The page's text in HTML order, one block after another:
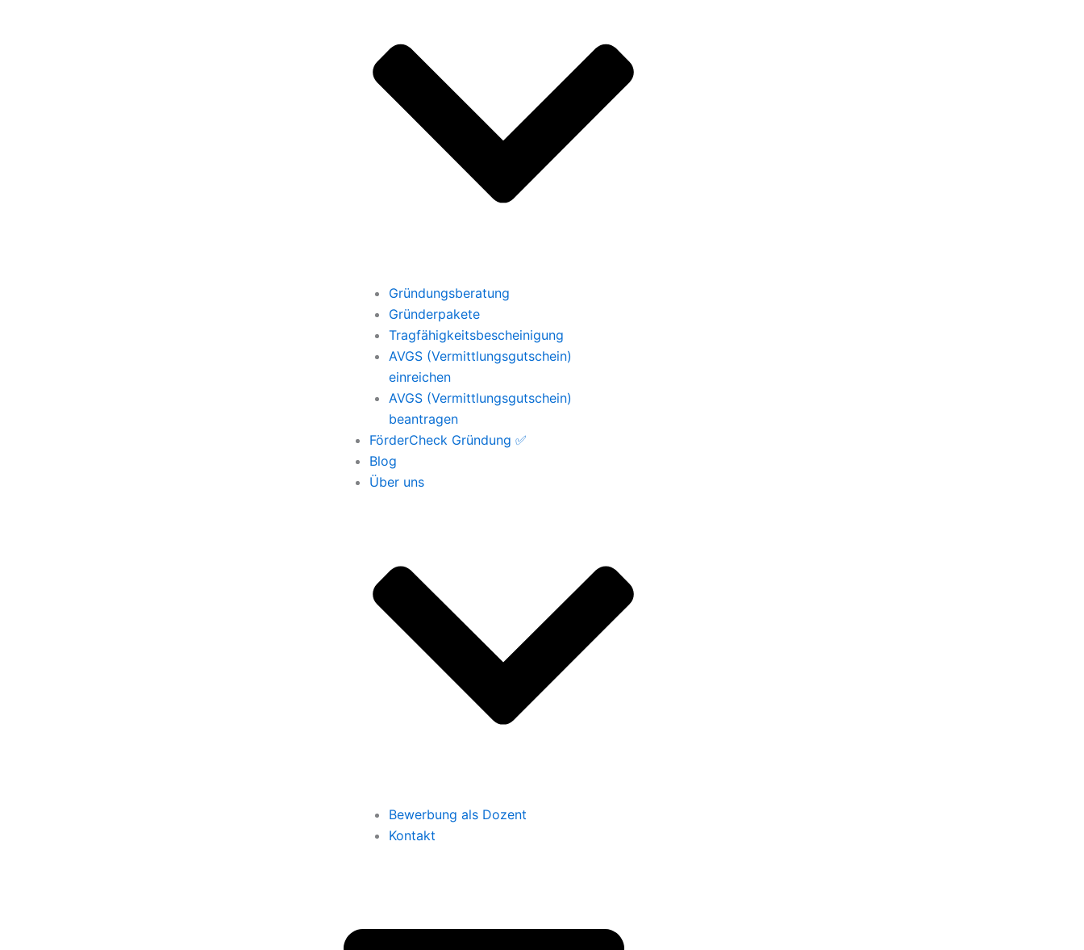
Gründungsberatung
Gründerpakete
Tragfähigkeitsbescheinigung
AVGS (Vermittlungsgutschein)
einreichen
AVGS (Vermittlungsgutschein)
beantragen
FörderCheck Gründung ✅
Blog
Über uns
Bewerbung als Dozent
Kontakt